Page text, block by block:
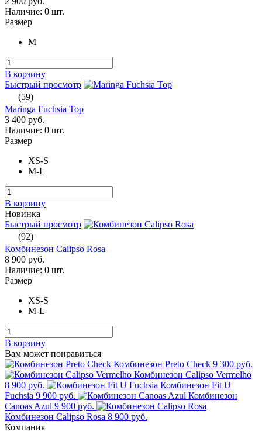
Наличие: 0 шт.
Размер
M
В корзину
Быстрый просмотр
(59)
Maringa Fuchsia Top
3 400 руб.
Наличие: 0 шт.
Размер
XS-S
M-L
В корзину
Новинка
Быстрый просмотр
(92)
Комбинезон Calipso Rosa
8 900 руб.
Наличие: 0 шт.
Размер
XS-S
M-L
В корзину
Вам может понравиться
Комбинезон Preto Check 9 300 руб.
Комбинезон Calipso Vermelho
8 900 руб.
Комбинезон Fit U
Fuchsia 9 900 руб.
Комбинезон
Canoas Azul 9 900 руб.
Комбинезон Calipso Rosa 8 900 руб.
Компания